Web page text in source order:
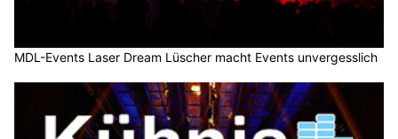
MDL-Events Laser Dream Lüscher macht Events unvergesslich